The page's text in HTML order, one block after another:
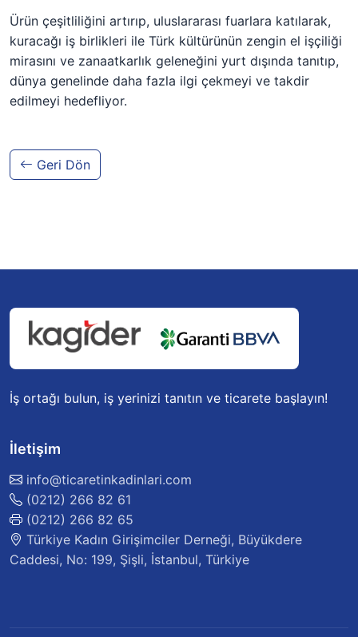
Ürün çeşitliliğini artırıp, uluslararası fuarlara katılarak,
kuracağı iş birlikleri ile Türk kültürünün zengin el işçiliği
mirasını ve zanaatkarlık geleneğini yurt dışında tanıtıp,
dünya genelinde daha fazla ilgi çekmeyi ve takdir
edilmeyi hedefliyor.
Geri Dön
İş ortağı bulun, iş yerinizi tanıtın ve ticarete başlayın!
İletişim
info@ticaretinkadinlari.com
(0212) 266 82 61
(0212) 266 82 65
Türkiye Kadın Girişimciler Derneği, Büyükdere
Caddesi, No: 199, Şişli, İstanbul, Türkiye